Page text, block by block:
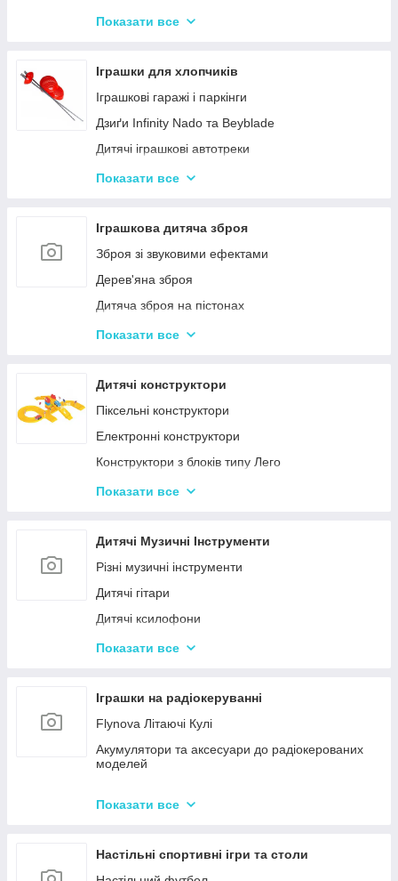
Дитячі горщики
Розвиваючі килимки для немовлят
Нічні світильники для немовлят
Дитячий посуд
Дитяча гігієна та догляд
Дитяча безпека
Показати все
Іграшки для хлопчиків
Іграшкові гаражі і паркінги
Дзиґи Infinity Nado та Beyblade
Дитячі іграшкові автотреки
Іграшкова залізниця та потяги
Дитячий іграшковий інструмент
Іграшкові роботи-трансформери
Ігрові рольові набори для хлопчиків
Показати все
Іграшкова дитяча зброя
Зброя зі звуковими ефектами
Дерев'яна зброя
Дитяча зброя на пістонах
Дитячі водяні пістолети, автомати
Дитячі іграшкові луки, стріли, арбалети
Іграшкові пістолети
Дитячі пістолети, гвинтівки з м'якими кулями
Показати все
Дитячі конструктори
Піксельні конструктори
Електронні конструктори
Конструктори з блоків типу Лего
Конструктор для малюків з великими деталями
Тривимірні пазли-конструктори
Металеві конструктори
Показати все
Дитячі Музичні Інструменти
Різні музичні інструменти
Дитячі гітари
Дитячі ксилофони
Дитячі Синтезатори та Піаніно
Показати все
Іграшки на радіокеруванні
Flynova Літаючі Кулі
Акумулятори та аксесуари до радіокерованих
моделей
Показати все
Настільні спортивні ігри та столи